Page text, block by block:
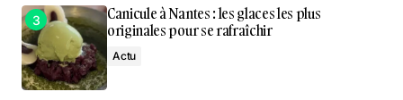
Canicule à Nantes : les glaces les plus
originales pour se rafraîchir
Actu